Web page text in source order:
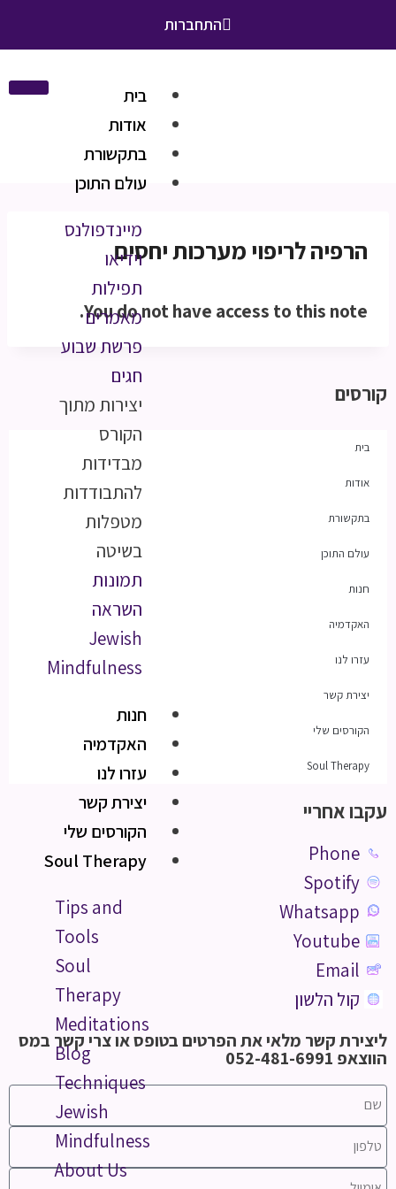
התחברות
בית
אודות
בתקשורת
עולם התוכן
מיינדפולנס
וידיאו
תפילות
מאמרים
פרשת שבוע
חגים
יצירות מתוך
הקורס
מבדידות
להתבודדות
מטפלות
בשיטה
תמונות
השראה
Jewish
Mindfulness
חנות
האקדמיה
עזרו לנו
יצירת קשר
הקורסים שלי
Soul Therapy
Tips and
Tools
Soul
Therapy
Meditations
Blog
Techniques
Jewish
Mindfulness
About Us
הרפיה לריפוי מערכות יחסים
You do not have access to this note.
קורסים
בית
אודות
בתקשורת
עולם התוכן
חנות
האקדמיה
עזרו לנו
יצירת קשר
הקורסים שלי
Soul Therapy
עקבו אחריי
Phone
Spotify
Whatsapp
Youtube
Email
קול הלשון
ליצירת קשר מלאי את הפרטים בטופס או צרי קשר במס
הווצאפ 052-481-6991